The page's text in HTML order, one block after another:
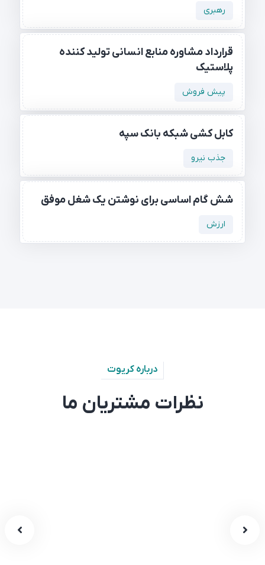
رهبری
قرارداد مشاوره منابع انسانی تولید کننده
پلاستیک
پیش فروش
کابل کشی شبکه بانک سپه
جذب نیرو
شش گام اساسی برای نوشتن یک شغل موفق
ارزش
درباره کریوت
نظرات مشتریان ما